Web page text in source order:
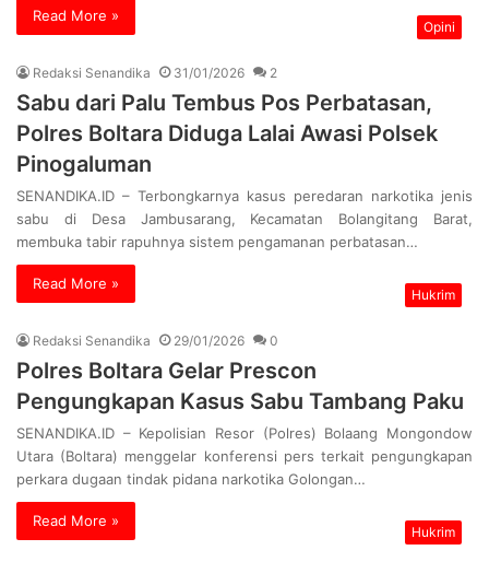
Read More »
Opini
Redaksi Senandika 31/01/2026 2
Sabu dari Palu Tembus Pos Perbatasan,
Polres Boltara Diduga Lalai Awasi Polsek
Pinogaluman
SENANDIKA.ID – Terbongkarnya kasus peredaran narkotika jenis
sabu di Desa Jambusarang, Kecamatan Bolangitang Barat,
membuka tabir rapuhnya sistem pengamanan perbatasan…
Read More »
Hukrim
Redaksi Senandika 29/01/2026 0
Polres Boltara Gelar Prescon
Pengungkapan Kasus Sabu Tambang Paku
SENANDIKA.ID – Kepolisian Resor (Polres) Bolaang Mongondow
Utara (Boltara) menggelar konferensi pers terkait pengungkapan
perkara dugaan tindak pidana narkotika Golongan…
Read More »
Hukrim